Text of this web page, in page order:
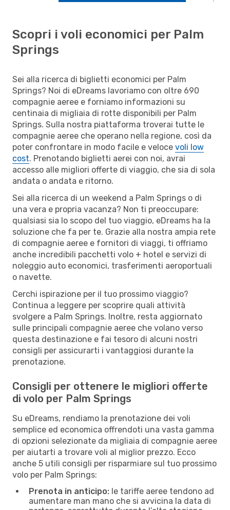
Scopri i voli economici per Palm
Springs
Sei alla ricerca di biglietti economici per Palm
Springs? Noi di eDreams lavoriamo con oltre 690
compagnie aeree e forniamo informazioni su
centinaia di migliaia di rotte disponibili per Palm
Springs. Sulla nostra piattaforma troverai tutte le
compagnie aeree che operano nella regione, così da
poter confrontare in modo facile e veloce voli low
cost. Prenotando biglietti aerei con noi, avrai
accesso alle migliori offerte di viaggio, che sia di sola
andata o andata e ritorno.
Sei alla ricerca di un weekend a Palm Springs o di
una vera e propria vacanza? Non ti preoccupare:
qualsiasi sia lo scopo del tuo viaggio, eDreams ha la
soluzione che fa per te. Grazie alla nostra ampia rete
di compagnie aeree e fornitori di viaggi, ti offriamo
anche incredibili pacchetti volo + hotel e servizi di
noleggio auto economici, trasferimenti aeroportuali
o navette.
Cerchi ispirazione per il tuo prossimo viaggio?
Continua a leggere per scoprire quali attività
svolgere a Palm Springs. Inoltre, resta aggiornato
sulle principali compagnie aeree che volano verso
questa destinazione e fai tesoro di alcuni nostri
consigli per assicurarti i vantaggiosi durante la
prenotazione.
Consigli per ottenere le migliori offerte
di volo per Palm Springs
Su eDreams, rendiamo la prenotazione dei voli
semplice ed economica offrendoti una vasta gamma
di opzioni selezionate da migliaia di compagnie aeree
per aiutarti a trovare voli al miglior prezzo. Ecco
anche 5 utili consigli per risparmiare sul tuo prossimo
volo per Palm Springs:
Prenota in anticipo: le tariffe aeree tendono ad
aumentare man mano che si avvicina la data di